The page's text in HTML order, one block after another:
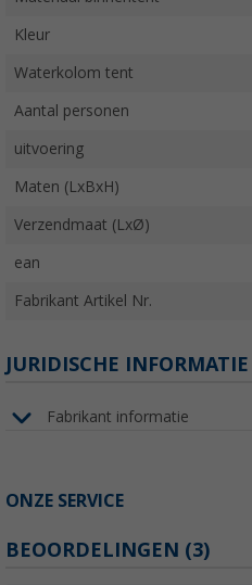
Kleur
Waterkolom tent
Aantal personen
uitvoering
Maten (LxBxH)
Verzendmaat (LxØ)
ean
Fabrikant Artikel Nr.
JURIDISCHE INFORMATIE
Fabrikant informatie
ONZE SERVICE
BEOORDELINGEN (3)